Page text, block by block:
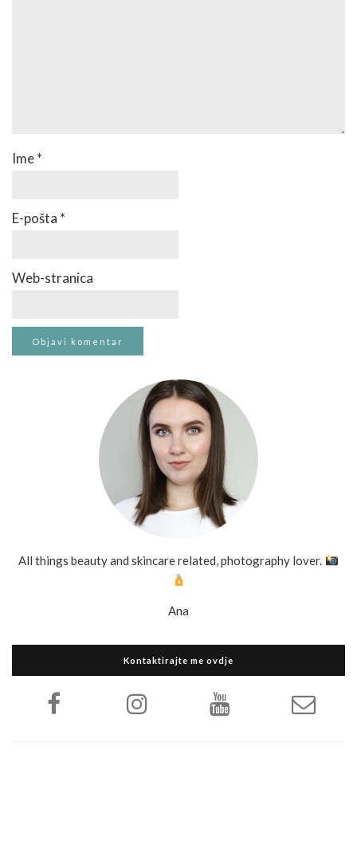
Ime*
E-pošta *
Web-stranica
All things beauty and skincare related, photography lover.
Ana
Kontaktirajte me ovdje